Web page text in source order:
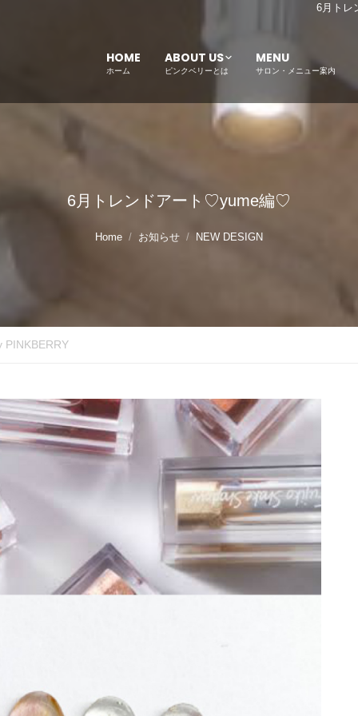
6月トレ
HOME
ホーム
ABOUT US
ピンクベリーとは
MENU
サロン・メニュー案内
6月トレンドアート♡yume編♡
Home お知らせ NEW DESIGN
PINKBERRY